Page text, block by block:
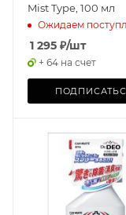
Mist Type, 100 мл
Ожидаем
1 295 ₽/шт
+ 64 на счет